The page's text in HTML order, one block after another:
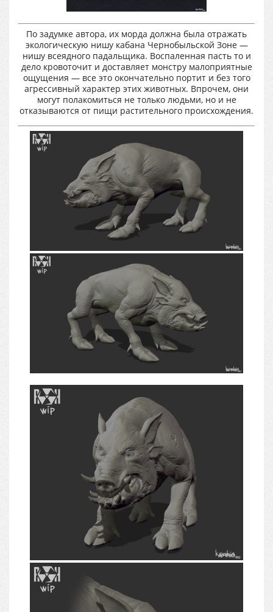
По задумке автора, их морда должна была отражать
экологическую нишу кабана Чернобыльской Зоне —
нишу всеядного падальщика. Воспаленная пасть то и
дело кровоточит и доставляет монстру малоприятные
ощущения — все это окончательно портит и без того
агрессивный характер этих животных. Впрочем, они
могут полакомиться не только людьми, но и не
отказываются от пищи растительного происхождения.